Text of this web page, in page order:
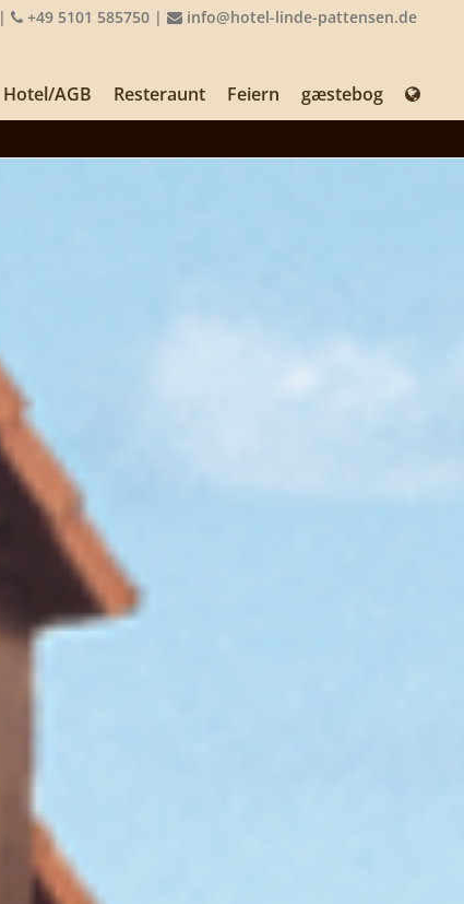
| +49 5101 585750 | info@hotel-linde-pattensen.de
Hotel/AGB Resteraunt Feiern gæstebog